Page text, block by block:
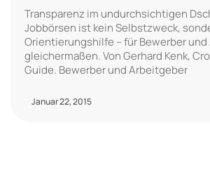
Transparenz im undurchsichtigen
Jobbörsen ist kein Selbstzweck,
Orientierungshilfe – für Bewerber
gleichermaßen. Von Gerhard Kenk,
Guide. Bewerber und Arbeitgeber
Januar 22, 2015